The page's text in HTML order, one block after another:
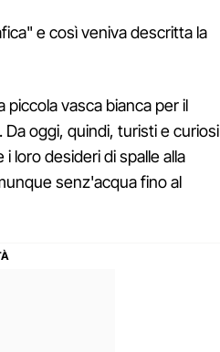
e così veniva descritta la
vasca bianca per il
oggi, quindi, turisti e curiosi
loro desideri di spalle alla
senz'acqua fino al